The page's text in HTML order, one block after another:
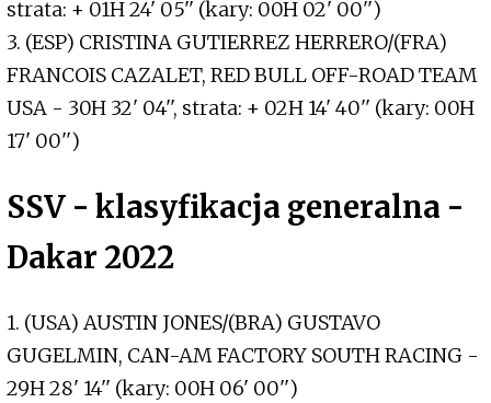
strata: + 01H 24' 05'' (kary: 00H 02' 00'')
3. (ESP) CRISTINA GUTIERREZ HERRERO/(FRA)
FRANCOIS CAZALET, RED BULL OFF-ROAD TEAM
USA - 30H 32' 04'', strata: + 02H 14' 40'' (kary: 00H
17' 00'')
SSV - klasyfikacja generalna -
Dakar 2022
1. (USA) AUSTIN JONES/(BRA) GUSTAVO
GUGELMIN, CAN-AM FACTORY SOUTH RACING -
29H 28' 14'' (kary: 00H 06' 00'')